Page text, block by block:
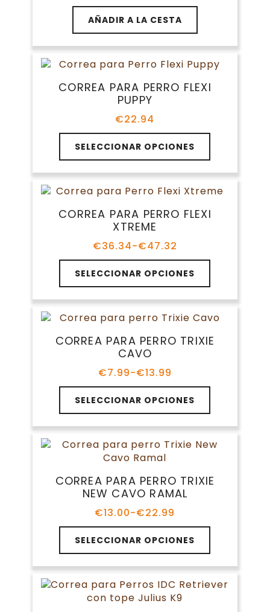
página
de
producto
AÑADIR A LA CESTA
CORREA PARA PERRO FLEXI
PUPPY
€22.94
SELECCIONAR OPCIONES
Este
producto
tiene
múltiples
variantes.
opciones
pueden
elegir
la
página
de
producto
CORREA PARA PERRO FLEXI
XTREME
€36.34-€47.32
Rango
de
precios:
desde
€36.34
hasta
€47.32
SELECCIONAR OPCIONES
Este
producto
tiene
múltiples
variantes.
opciones
pueden
elegir
la
página
de
producto
CORREA PARA PERRO TRIXIE
CAVO
€7.99-€13.99
Rango
de
precios:
desde
€7.99
hasta
€13.99
SELECCIONAR OPCIONES
Este
producto
tiene
múltiples
variantes.
se
pueden
en
página
de
CORREA PARA PERRO TRIXIE
NEW CAVO RAMAL
€13.00-€22.99
Rango
de
precios:
desde
€13.00
hasta
€22.99
SELECCIONAR OPCIONES
Este
producto
tiene
múltiples
variantes.